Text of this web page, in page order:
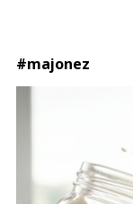
#majonez